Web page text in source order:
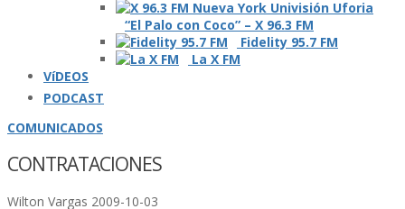
“El Palo con Coco” – X 96.3 FM
Fidelity 95.7 FM
La X FM
VíDEOS
PODCAST
COMUNICADOS
CONTRATACIONES
Wilton Vargas 2009-10-03